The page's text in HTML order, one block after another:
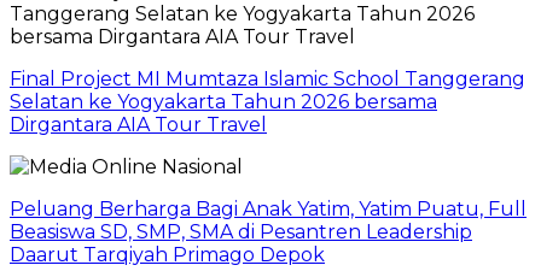
Final Project MI Mumtaza Islamic School Tanggerang
Selatan ke Yogyakarta Tahun 2026 bersama
Dirgantara AIA Tour Travel
Peluang Berharga Bagi Anak Yatim, Yatim Puatu, Full
Beasiswa SD, SMP, SMA di Pesantren Leadership
Daarut Tarqiyah Primago Depok